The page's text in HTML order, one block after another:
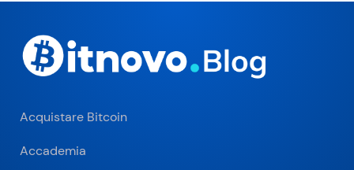
Acquistare Bitcoin
Accademia